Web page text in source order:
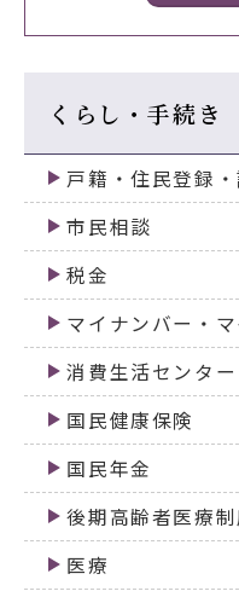
くらし・手続き
戸籍・住民登録
市民相談
税金
マイナンバー・
消費生活センター
国民健康保険
国民年金
後期高齢者医療制
医療